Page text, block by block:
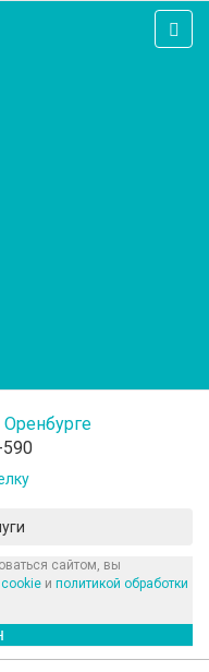
сайтом, вы
cookie и политикой обработки